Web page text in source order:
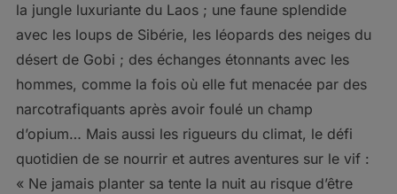
la jungle luxuriante du Laos ; une faune splendide
avec les loups de Sibérie, les léopards des neiges du
désert de Gobi ; des échanges étonnants avec les
hommes, comme la fois où elle fut menacée par des
narcotrafiquants après avoir foulé un champ
d’opium… Mais aussi les rigueurs du climat, le défi
quotidien de se nourrir et autres aventures sur le vif :
« Ne jamais planter sa tente la nuit au risque d’être